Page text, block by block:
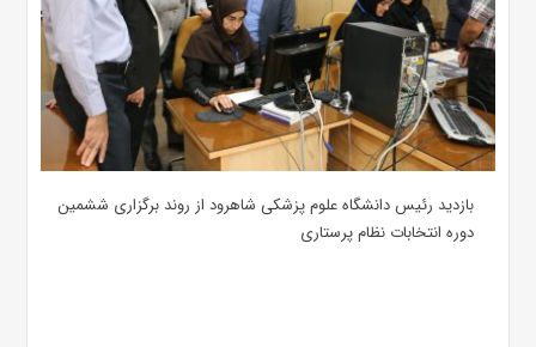
بازدید رئیس دانشگاه علوم پزشکی شاهرود از روند برگزاری ششمین
دوره انتخابات نظام پرستاری